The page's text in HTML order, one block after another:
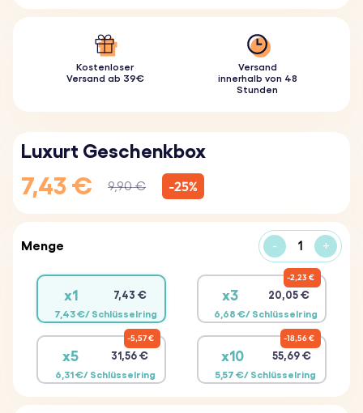
Kostenloser
Versand ab 39€
Versand
innerhalb von 48
Stunden
Luxurt Geschenkbox
7,43 € 9,90 € -25%
Menge - +
x1 7,43 €
7,43 €/ Schlüsselring
x3 20,05 €
6,68 €/ Schlüsselring
2,23 €
x5 31,56 €
6,31 €/ Schlüsselring
5,57 €
x10 55,69 €
5,57 €/ Schlüsselring
18,56 €